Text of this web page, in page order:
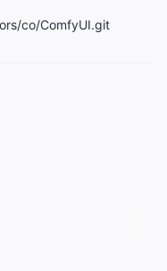
co/ComfyUI.git